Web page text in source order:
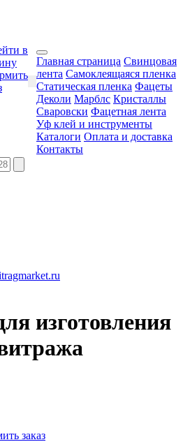
в
Главная страница Свинцовая
лента Самоклеящаяся пленка
Статическая пленка Фацеты
Деколи Марблс Кристаллы
Сваровски Фацетная лента
Уф клей и инструменты
Каталоги Оплата и доставка
Контакты
изготовления
заказ